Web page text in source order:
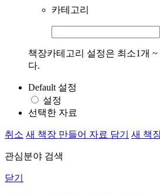
카테고리
책장카테고리 설정은 최소1개 ~
다.
Default 설정
설정
선택한 자료
취소 새 책장 만들어 자료 담기 새 책
관심분야 검색
닫기